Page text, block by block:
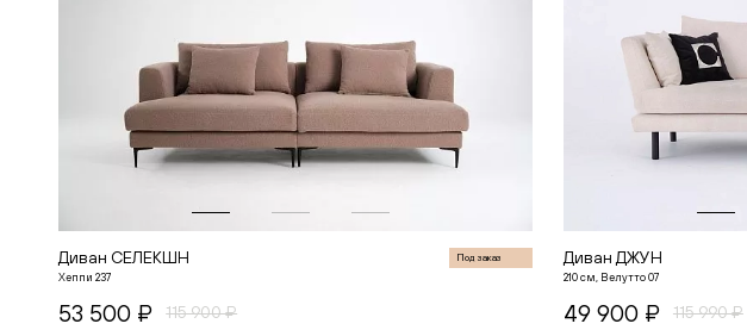
СТАР
ТОКИО
ФЛОУ
ЧЕСТЕР
Диван СЕЛЕКШН Под заказ
Хеппи 237
53 500 ₽ 115 900 ₽
Диван ДЖУН
210 см, Велутто 07
49 900 ₽ 115 990 ₽